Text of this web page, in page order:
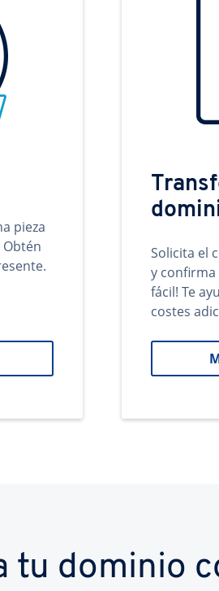
pieza
Solicita el
y confirma
fácil! Te
costes
tu dominio